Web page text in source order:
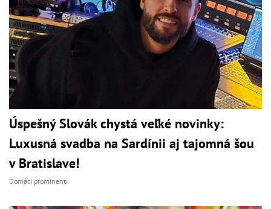
Úspešný Slovák chystá veľké novinky:
Luxusná svadba na Sardínii aj tajomná šou
v Bratislave!
Domáci prominenti